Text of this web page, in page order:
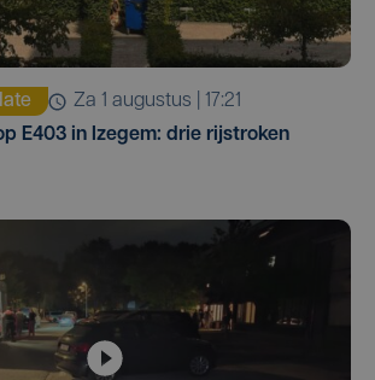
za 1 augustus | 17:21
E403 in Izegem: drie rijstroken